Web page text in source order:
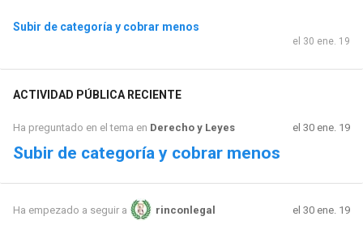
Subir de categoría y cobrar menos
el 30 ene. 19
ACTIVIDAD PÚBLICA RECIENTE
Ha preguntado en el tema en Derecho y Leyes el 30 ene. 19
Subir de categoría y cobrar menos
Ha empezado a seguir a rinconlegal el 30 ene. 19